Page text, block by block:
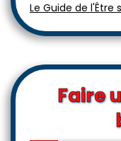
Le Guide de l'Être
Faire